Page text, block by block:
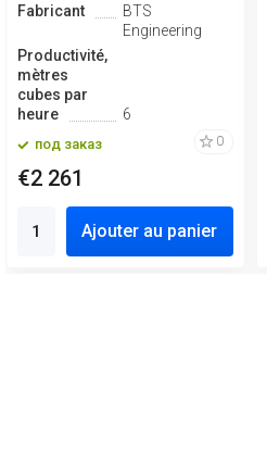
Fabricant
BTS
Engineering
Productivité,
mètres
cubes par
heure
6
под заказ 0
€2 261
Ajouter au panier